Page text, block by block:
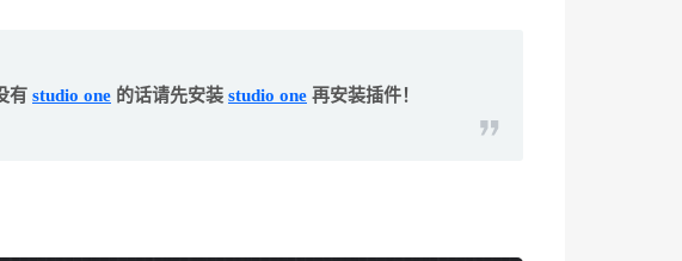
有 studio one 的话请先安装 studio one 再安装插件！